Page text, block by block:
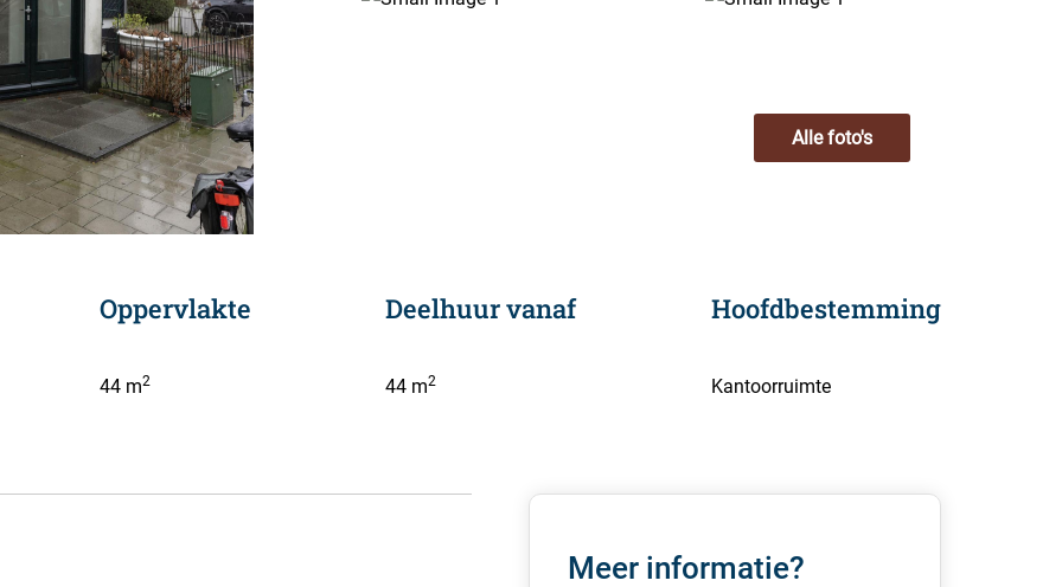
Alle foto's
Oppervlakte
44 m2
Deelhuur vanaf
44 m2
Hoofdbestemming
Kantoorruimte
Meer informatie?